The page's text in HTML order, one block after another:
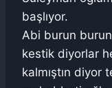
başlıyor.
Abi burun burun
kestik diyorlar
kalmıştın diyor